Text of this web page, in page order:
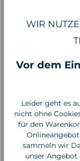
Bioturm
Öl-Molke Bad
30 ml
WIR
Vor dem
Leider geht es
nicht ohne
für den
sammeln wir
unser Angebot